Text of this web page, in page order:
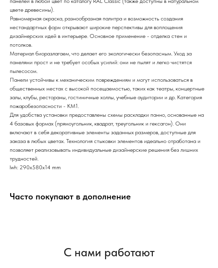
цвете древесины).
Равномерная окраска, разнообразная палитра и возможность создания
нестандартных форм открывают широкие перспективы для воплощения
дизайнерских идей в интерьере. Основное применение - отделка стен и
потолков.
Материал биоразлагаем, что делает его экологически безопасным. Уход за
панелями прост и не требует особых усилий: они не пылят и легко чистятся
пылесосом.
Панели устойчивы к механическим повреждениям и могут использоваться в
общественных местах с высокой посещаемостью, таких как театры, концертные
залы, клубы, рестораны, гостиничные холлы, учебные аудитории и др. Категория
пожаробезопасности - КМ1.
Для удобства установки предоставлены схемы раскладки панно, основанные на
4 базовых формах (прямоугольник, квадрат, треугольник и гексагон). Они
включают в себя декоративные элементы заданных размеров, доступные для
заказа в любых цветах. Технология стыковки элементов идеально отработана и
позволяет реализовывать индивидуальные дизайнерские решения без лишних
трудностей.
lwh: 290x580x14 mm
Часто покупают в дополнение
С нами работают